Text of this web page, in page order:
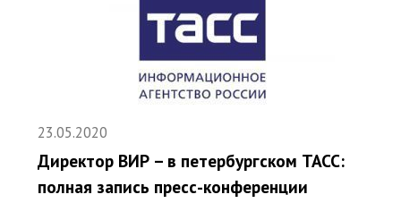
23.05.2020
Директор ВИР – в петербургском ТАСС:
полная запись пресс-конференции